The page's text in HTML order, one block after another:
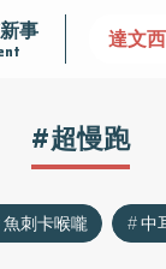
事
骨骼健康 達文
#超慢跑
魚刺卡喉嚨 中